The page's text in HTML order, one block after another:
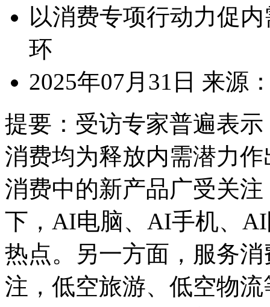
以消费专项行动力促
环
2025年07月31日 来源
提要： 受访专家普遍表
消费均为释放内需潜力
消费中的新产品广受关
下，AI电脑、AI手机、
热点。另一方面，服务
注，低空旅游、低空物